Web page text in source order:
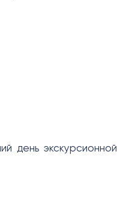
день экскурсионной